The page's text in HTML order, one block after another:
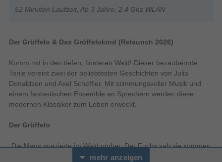
52 Minuten Laufzeit, Ab 3 Jahre, 2.4 Ghz WLAN
Der Grüffelo & Das Grüffelokind (Relaunch 2026)
Komm mit in den tiefen, finsteren Wald! Dieser bezaubernde
Tonie vereint zwei der beliebtesten Geschichten von Julia
Donaldson und Axel Scheffler. Mit stimmungsvoller Musik und
einem fantastischen Ensemble an Sprechern werden diese
modernen Klassiker zum Leben erweckt.
Der Grüffelo
„Die Maus spazierte im Wald umher. Der Fuchs sah sie kommen
und freute sich sehr." Begleite die kleine Maus auf ihrem
mehr anzeigen